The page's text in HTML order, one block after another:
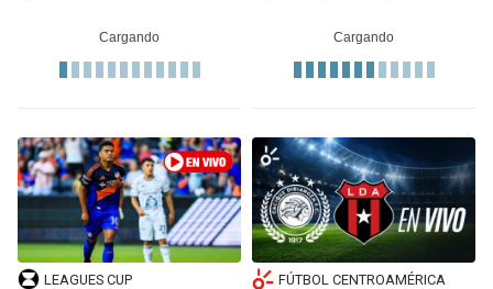
LEAGUES CUP FÚTBOL CENTROAMÉRICA